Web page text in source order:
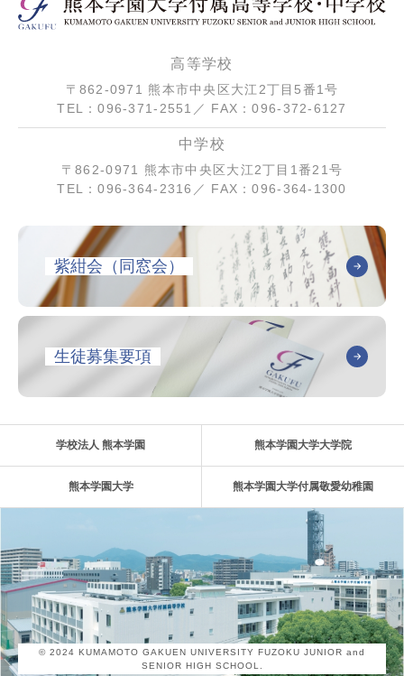
高等学校
〒862-0971 熊本市中央区大江2丁目5番1号
TEL：096-371-2551／ FAX：096-372-6127
中学校
〒862-0971 熊本市中央区大江2丁目1番21号
TEL：096-364-2316／ FAX：096-364-1300
紫紺会（同窓会）
生徒募集要項
学校法人 熊本学園 熊本学園大学大学院
熊本学園大学 熊本学園大学付属敬愛幼稚園
© 2024 KUMAMOTO GAKUEN UNIVERSITY FUZOKU JUNIOR and
SENIOR HIGH SCHOOL.